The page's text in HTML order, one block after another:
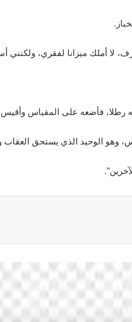
لا أملك ميزانا لفقري، ولكنني
رطلا، فأضعه على المقياس وأقيس
الوحيد الذي يستحق العقاب